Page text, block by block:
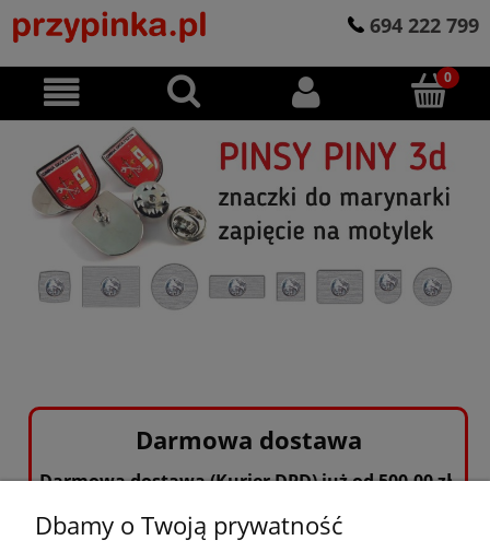
694 222 799
Darmowa dostawa
Darmowa dostawa (Kurier DPD) już od 500,00 zł.
Dbamy o Twoją prywatność